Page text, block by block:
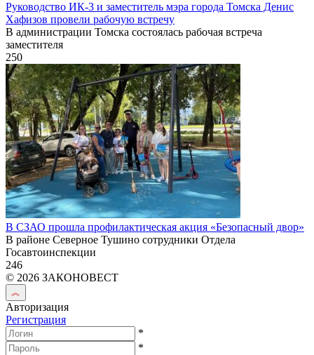
Руководство ИК-3 и заместитель мэра города Томска Денис
Хафизов провели рабочую встречу
В администрации Томска состоялась рабочая встреча
заместителя
250
В СЗАО прошла профилактическая акция «Безопасный двор»
В районе Северное Тушино сотрудники Отдела
Госавтоинспекции
246
© 2026 ЗАКОНОВЕСТ
Авторизация
Регистрация
*
*